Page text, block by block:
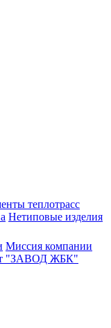
теплотрасс
Нетиповые изделия
Миссия компании
"ЗАВОД ЖБК"